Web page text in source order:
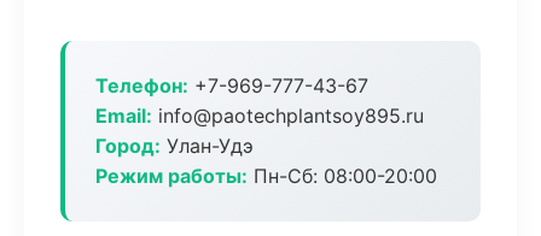
Телефон: +7-969-777-43-67
Email: info@paotechplantsoy895.ru
Город: Улан-Удэ
Режим работы: Пн-Сб: 08:00-20:00